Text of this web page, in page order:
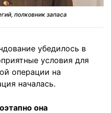
полковник запаса
убедилось в
условия для
операции на
началась.
она